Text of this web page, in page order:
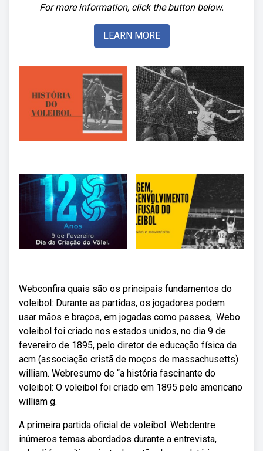
For more information, click the button below.
LEARN MORE
Webconfira quais são os principais fundamentos do
voleibol: Durante as partidas, os jogadores podem
usar mãos e braços, em jogadas como passes,. Webo
voleibol foi criado nos estados unidos, no dia 9 de
fevereiro de 1895, pelo diretor de educação física da
acm (associação cristã de moços de massachusetts)
william. Webresumo de “a história fascinante do
voleibol: O voleibol foi criado em 1895 pelo americano
william g.
A primeira partida oficial de voleibol. Webdentre
inúmeros temas abordados durante a entrevista,